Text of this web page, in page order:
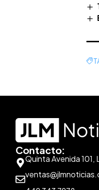
Contacto:
Quinta Avenida